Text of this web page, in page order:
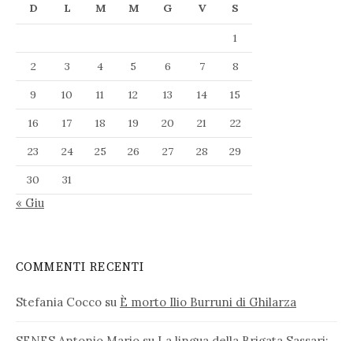
D L M M G V S
1
2
3 4 5 6 7
8
9
10 11 12 13 14
15
16
17 18 19 20 21
22
23
24 25 26 27 28
29
30
31
« Giu
COMMENTI RECENTI
Stefania Cocco su È morto Ilio Burruni di Ghilarza